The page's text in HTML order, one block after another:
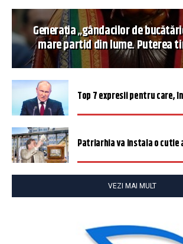
Generația „gândacilor de
mare partid din lume. Puterea
Top 7 expresii pentru care,
Patriarhia va instala o cutie
VEZI MAI MULT